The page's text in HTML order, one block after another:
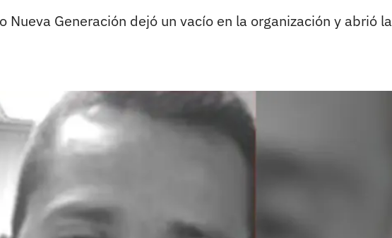
Nueva Generación dejó un vacío en la organización y abrió